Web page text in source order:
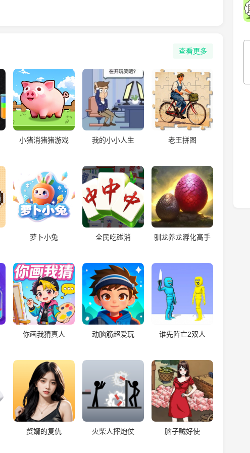
查看更多
小猪消猪猪游戏 我的小小人生 老王拼图
萝卜小兔 全民吃碰消 驯龙养龙孵化高手
你画我猜真人 动脑筋超爱玩 谁先阵亡2双人
赘婿的复仇 火柴人摔炮仗 脑子贼好使